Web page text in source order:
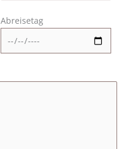
Abreisetag